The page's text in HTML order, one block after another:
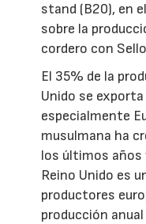
stand (B20), en
sobre la
cordero con
El 35% de la
Unido se
especialmente
musulmana ha
los últimos años
Reino Unido es
productores
producción